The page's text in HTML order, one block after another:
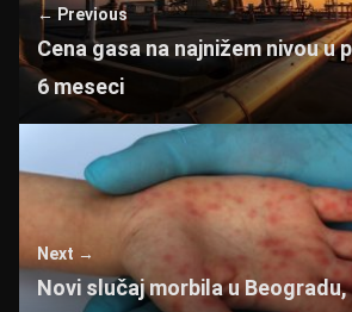
p
o
k
← Previous
Cena gasa na najnižem nivou u
6 meseci
Next →
Novi slučaj morbila u